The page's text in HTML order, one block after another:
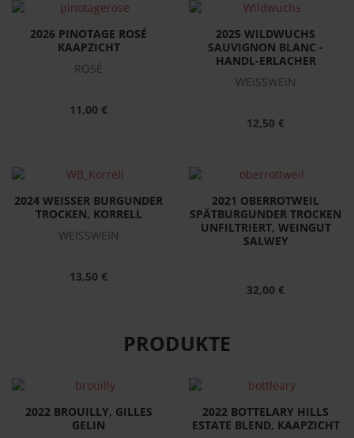
2026 PINOTAGE ROSÉ
KAAPZICHT
ROSÉ
11,00 €
2025 WILDWUCHS
SAUVIGNON BLANC -
HANDL-ERLACHER
WEISSWEIN
12,50 €
2024 WEISSER BURGUNDER
TROCKEN, KORRELL
WEISSWEIN
13,50 €
2021 OBERROTWEIL
SPÄTBURGUNDER TROCKEN
UNFILTRIERT, WEINGUT
SALWEY
32,00 €
PRODUKTE
2022 BROUILLY, GILLES
GELIN
2022 BOTTELARY HILLS
ESTATE BLEND, KAAPZICHT